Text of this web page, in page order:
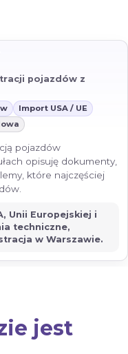
jest
pojazdów z
Import USA / UE
pojazdów
opisuję dokumenty,
które najczęściej
Unii Europejskiej i
techniczne,
w Warszawie.